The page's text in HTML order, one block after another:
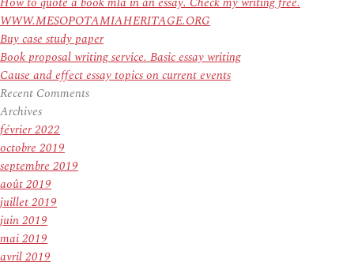
WWW.MESOPOTAMIAHERITAGE.ORG
Buy case study paper
Book proposal writing service. Basic essay writing
Cause and effect essay topics on current events
Recent Comments
Archives
février 2022
octobre 2019
septembre 2019
août 2019
juillet 2019
juin 2019
mai 2019
avril 2019